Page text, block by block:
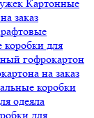
Картонные
заказ
для
гофрокартон
на заказ
коробки
одеяла
для